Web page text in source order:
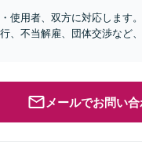
・使用者、双方に対応しま
、不当解雇、団体交渉など
メールでお問い